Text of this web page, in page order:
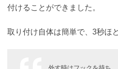
付けることができました。
取り付け自体は簡単で、3秒ほ